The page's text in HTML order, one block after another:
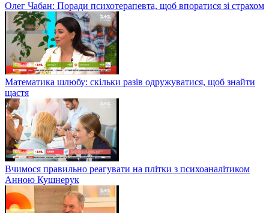
Олег Чабан: Поради психотерапевта, щоб впоратися зі страхом
Математика шлюбу: скільки разів одружуватися, щоб знайти
щастя
Вчимося правильно реагувати на плітки з психоаналітиком
Анною Кушнерук